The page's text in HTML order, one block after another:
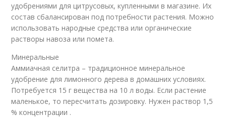
удобрениями для цитрусовых, купленными в магазине. Их
состав сбалансирован под потребности растения. Можно
использовать народные средства или органические
растворы навоза или помета.
Минеральные
Аммиачная селитра – традиционное минеральное
удобрение для лимонного дерева в домашних условиях.
Потребуется 15 г вещества на 10 л воды. Если растение
маленькое, то пересчитать дозировку. Нужен раствор 1,5
% концентрации .